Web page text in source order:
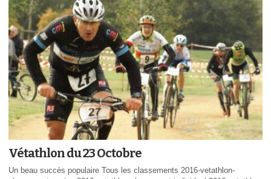
Vétathlon du 23 Octobre
Un beau succès populaire Tous les classements 2016-vetathlon-